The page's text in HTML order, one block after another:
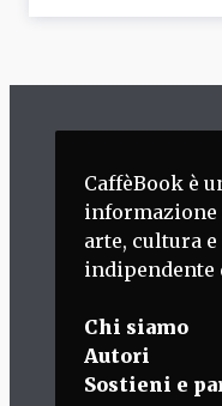
CaffèBook è
informazione
arte, cultura
indipendente
Chi siamo
Autori
Sostieni e